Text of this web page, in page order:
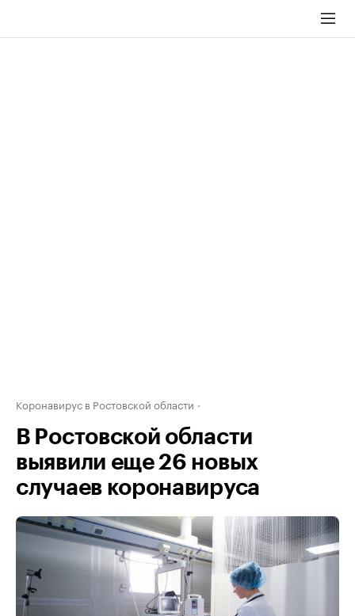
Коронавирус в Ростовской области
В Ростовской области
выявили еще 26 новых
случаев коронавируса